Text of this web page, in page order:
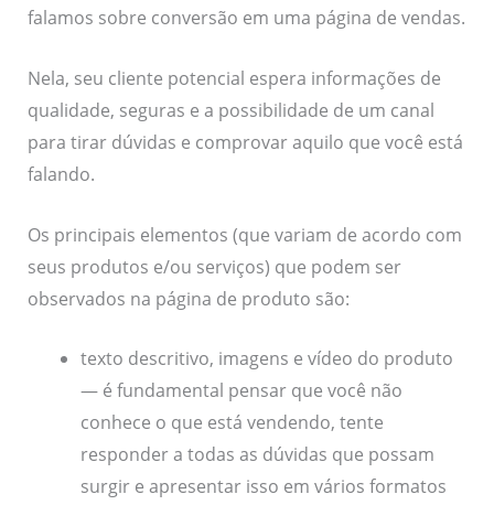
falamos sobre conversão em uma página de vendas.
Nela, seu cliente potencial espera informações de
qualidade, seguras e a possibilidade de um canal
para tirar dúvidas e comprovar aquilo que você está
falando.
Os principais elementos (que variam de acordo com
seus produtos e/ou serviços) que podem ser
observados na página de produto são:
texto descritivo, imagens e vídeo do produto
— é fundamental pensar que você não
conhece o que está vendendo, tente
responder a todas as dúvidas que possam
surgir e apresentar isso em vários formatos